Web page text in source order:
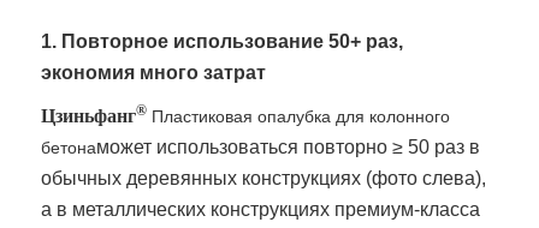
1. Повторное использование 50+ раз,
экономия много затрат
Цзиньфанг® Пластиковая опалубка для колонного
бетонаможет использоваться повторно ≥ 50 раз в
обычных деревянных конструкциях (фото слева),
а в металлических конструкциях премиум-класса